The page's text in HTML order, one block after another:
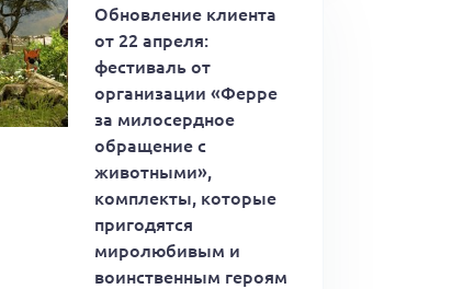
Обновление клиента
от 22 апреля:
фестиваль от
организации «Ферре
за милосердное
обращение с
животными»,
комплекты, которые
пригодятся
миролюбивым и
воинственным героям